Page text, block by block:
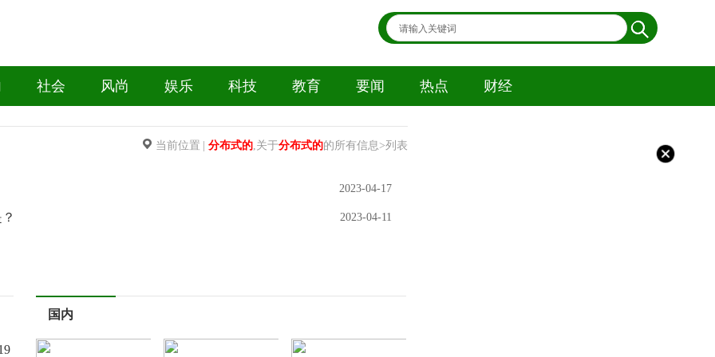
社会 风尚 娱乐 科技 教育 要闻 热点 财经
当前位置 | 分布式的 ,关于分布式的的所有信息>列表
2023-04-17
2023-04-11
国内